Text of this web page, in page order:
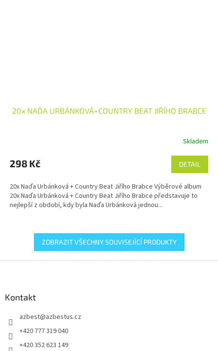
20x NAĎA URBÁNKOVÁ+COUNTRY BEAT JIŘÍHO BRABCE
Skladem
298 Kč DETAIL
20x Naďa Urbánková + Country Beat Jiřího Brabce Výběrové album
20x Naďa Urbánková + Country Beat Jiřího Brabce představuje to
nejlepší z období, kdy byla Naďa Urbánková jednou...
ZOBRAZIT VŠECHNY SOUVISEJÍCÍ PRODUKTY
Kontakt
azbest@azbestus.cz
+420 777 319 040
+420 352 623 149